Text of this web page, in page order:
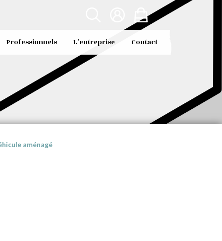
Professionnels L’entreprise Contact
aménagé